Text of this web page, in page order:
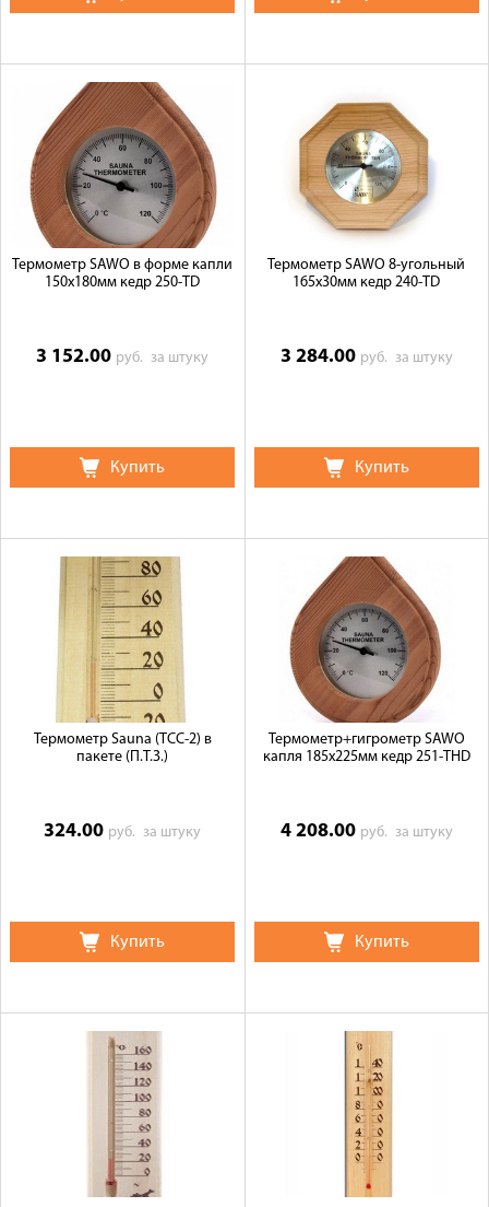
Термометр SAWO в форме капли
150х180мм кедр 250-TD
3 152.00 руб.за штуку
Купить
Термометр SAWO 8-угольный
165х30мм кедр 240-TD
3 284.00 руб. за штуку
Купить
Термометр Sauna (ТСС-2) в
пакете (П.Т.З.)
324.00 руб.за штуку
Купить
Термометр+гигрометр SAWO
капля 185х225мм кедр 251-TНD
4 208.00 руб. за штуку
Купить